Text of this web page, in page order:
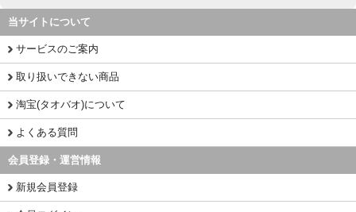
当サイトについて
サービスのご案内
取り扱いできない商品
淘宝(タオバオ)について
よくある質問
会員登録・運営情報
新規会員登録